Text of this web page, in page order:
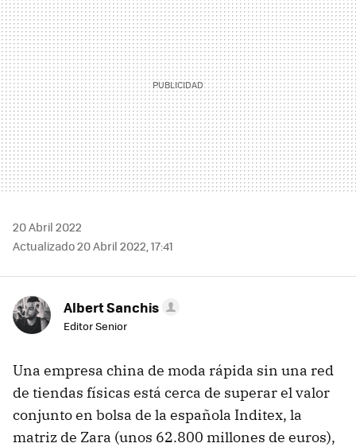
20 Abril 2022
Actualizado 20 Abril 2022, 17:41
Albert Sanchis
Editor Senior
Una empresa china de moda rápida sin una red
de tiendas físicas está cerca de superar el valor
conjunto en bolsa de la española Inditex, la
matriz de Zara (unos 62.800 millones de euros),